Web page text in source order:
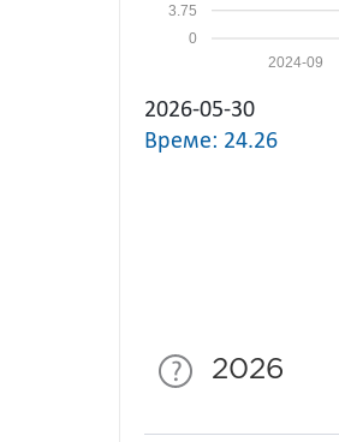
0
3.75
2024-09
2026-05-30
Време: 24.26
2026